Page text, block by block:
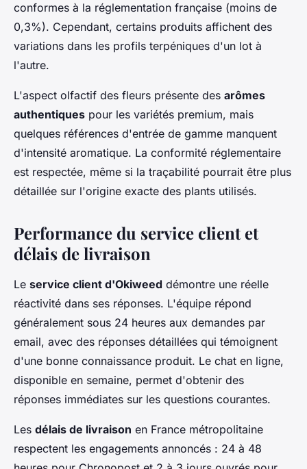
conformes à la réglementation française (moins de
0,3%). Cependant, certains produits affichent des
variations dans les profils terpéniques d'un lot à
l'autre.
L'aspect olfactif des fleurs présente des arômes
authentiques pour les variétés premium, mais
quelques références d'entrée de gamme manquent
d'intensité aromatique. La conformité réglementaire
est respectée, même si la traçabilité pourrait être plus
détaillée sur l'origine exacte des plants utilisés.
Performance du service client et
délais de livraison
Le service client d'Okiweed démontre une réelle
réactivité dans ses réponses. L'équipe répond
généralement sous 24 heures aux demandes par
email, avec des réponses détaillées qui témoignent
d'une bonne connaissance produit. Le chat en ligne,
disponible en semaine, permet d'obtenir des
réponses immédiates sur les questions courantes.
Les délais de livraison en France métropolitaine
respectent les engagements annoncés : 24 à 48